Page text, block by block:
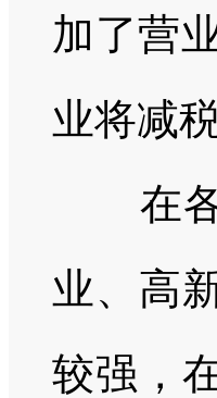
加了营
业将减
在各
业、高
较强，